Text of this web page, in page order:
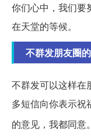
你们心中，我们要
在天堂的等候。
不群发朋友圈
不群发可以这样在
多短信向你表示祝
的意见，我都同意